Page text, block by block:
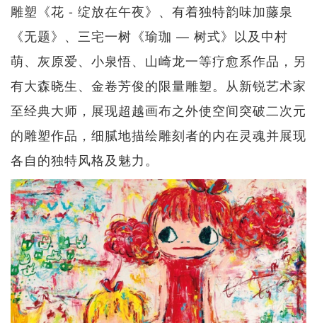
雕塑《花 - 绽放在午夜》、有着独特韵味加藤泉
《无题》、三宅一树《瑜珈 — 树式》以及中村
萌、灰原爱、小泉悟、山崎龙一等疗愈系作品，另
有大森晓生、金卷芳俊的限量雕塑。从新锐艺术家
至经典大师，展现超越画布之外使空间突破二次元
的雕塑作品，细腻地描绘雕刻者的内在灵魂并展现
各自的独特风格及魅力。